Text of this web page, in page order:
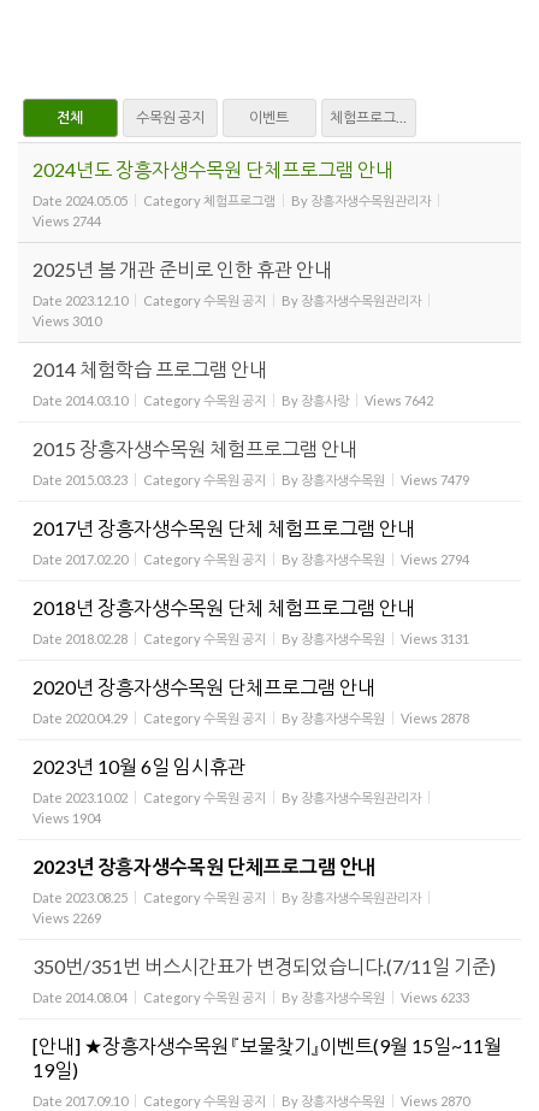
전체 수목원 공지 이벤트 체험프로그램
2024년도 장흥자생수목원 단체프로그램 안내
Date 2024.05.05 Category 체험프로그램 By 장흥자생수목원관리자
Views 2744
2025년 봄 개관 준비로 인한 휴관 안내
Date 2023.12.10 Category수목원 공지 By 장흥자생수목원관리자
Views 3010
2014 체험학습 프로그램 안내
Date 2014.03.10 Category수목원 공지 By 장흥사랑 Views 7642
2015 장흥자생수목원 체험프로그램 안내
Date 2015.03.23 Category수목원 공지 By 장흥자생수목원 Views 7479
2017년 장흥자생수목원 단체 체험프로그램 안내
Date 2017.02.20 Category수목원 공지 By 장흥자생수목원 Views 2794
2018년 장흥자생수목원 단체 체험프로그램 안내
Date 2018.02.28 Category수목원 공지 By 장흥자생수목원 Views 3131
2020년 장흥자생수목원 단체프로그램 안내
Date 2020.04.29 Category수목원 공지 By 장흥자생수목원 Views 2878
2023년 10월 6일 임시휴관
Date 2023.10.02 Category수목원 공지 By 장흥자생수목원관리자
Views 1904
2023년 장흥자생수목원 단체프로그램 안내
Date 2023.08.25 Category수목원 공지 By 장흥자생수목원관리자
Views 2269
350번/351번 버스시간표가 변경되었습니다.(7/11일 기준)
Date 2014.08.04 Category수목원 공지 By 장흥자생수목원 Views 6233
[안내] ★장흥자생수목원 『보물찾기』이벤트(9월 15일~11월
19일)
Date 2017.09.10 Category수목원 공지 By 장흥자생수목원 Views 2870